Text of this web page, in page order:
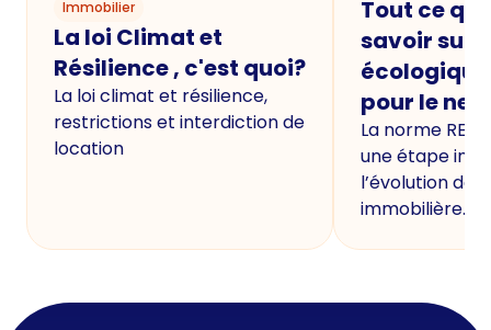
Immobilier
La loi Climat et
Résilience , c'est quoi?
La loi climat et résilience,
restrictions et interdiction de
location
Tout ce
savoir sur
écologique
pour le
La norme
une étape
l’évolution de
immobilière.